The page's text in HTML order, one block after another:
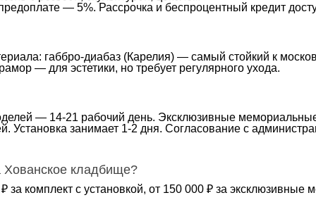
— 5%. Рассрочка и беспроцентный кредит
габбро-диабаз (Карелия) — самый стойкий к
— для эстетики, но требует регулярного ухода.
— 14-21 рабочий день. Эксклюзивные
Установка занимает 1-2 дня. Согласование с
Хованское кладбище?
за комплект с установкой, от 150 000 ₽ за